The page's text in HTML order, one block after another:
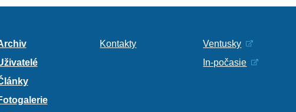
Kontakty
Ventusky
In-počasie